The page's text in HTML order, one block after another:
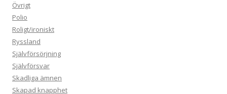
Övrigt
Polio
Roligt/ironiskt
Ryssland
Självförsörjning
Självförsvar
Skadliga ämnen
Skapad knapphet